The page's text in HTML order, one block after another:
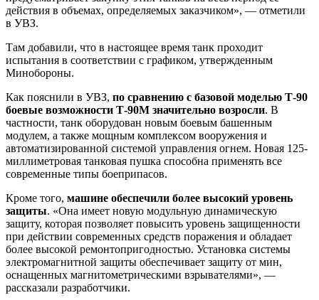
действия в объемах, определяемых заказчиком», — отметили
в УВЗ.
Там добавили, что в настоящее время танк проходит
испытания в соответствии с графиком, утвержденным
Минобороны.
Как пояснили в УВЗ, по сравнению с базовой моделью Т-90
боевые возможности Т-90М значительно возросли. В
частности, танк оборудован новым боевым башенным
модулем, а также мощным комплексом вооружения и
автоматизированной системой управления огнем. Новая 125-
миллиметровая танковая пушка способна применять все
современные типы боеприпасов.
Кроме того, машине обеспечили более высокий уровень
защиты. «Она имеет новую модульную динамическую
защиту, которая позволяет повысить уровень защищенности
при действии современных средств поражения и обладает
более высокой ремонтопригодностью. Установка системы
электромагнитной защиты обеспечивает защиту от мин,
оснащенных магнитометрическими взрывателями», —
рассказали разработчики.